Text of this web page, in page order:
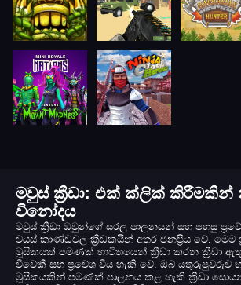
මවුස් ක්‍රීඩා: එක් ක්ලික් කිරීමකින්
විනෝදය
මවුස් ක්‍රීඩා ඔවුන්ගේ සරල පාලනයන් සහ පහසු
වයස් කාණ්ඩවල ක්‍රීඩකයින් අතර ජනප්‍රිය වේ. මෙම
මූසිකයක් පමණක් භාවිතයෙන් ක්‍රීඩා කරන ක්‍රීඩා
විවේකී සහ ප්‍රවේශ විය හැකි වේ. ඔබ යතුරුපුවරුව
මූසිකයකින් පමණක් පාලනය කළ හැකි ක්‍රීඩා